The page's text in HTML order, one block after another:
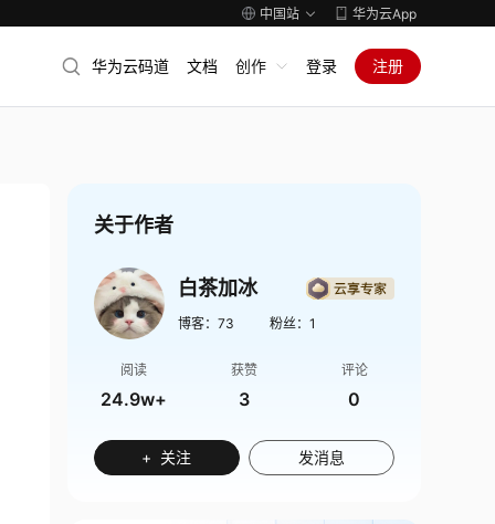
中国站 华为云App
华为云码道 文档 创作 登录 注册
关于作者
白茶加冰
博客： 73 粉丝： 1
阅读
24.9w+
获赞
3
评论
0
+ 关注 发消息